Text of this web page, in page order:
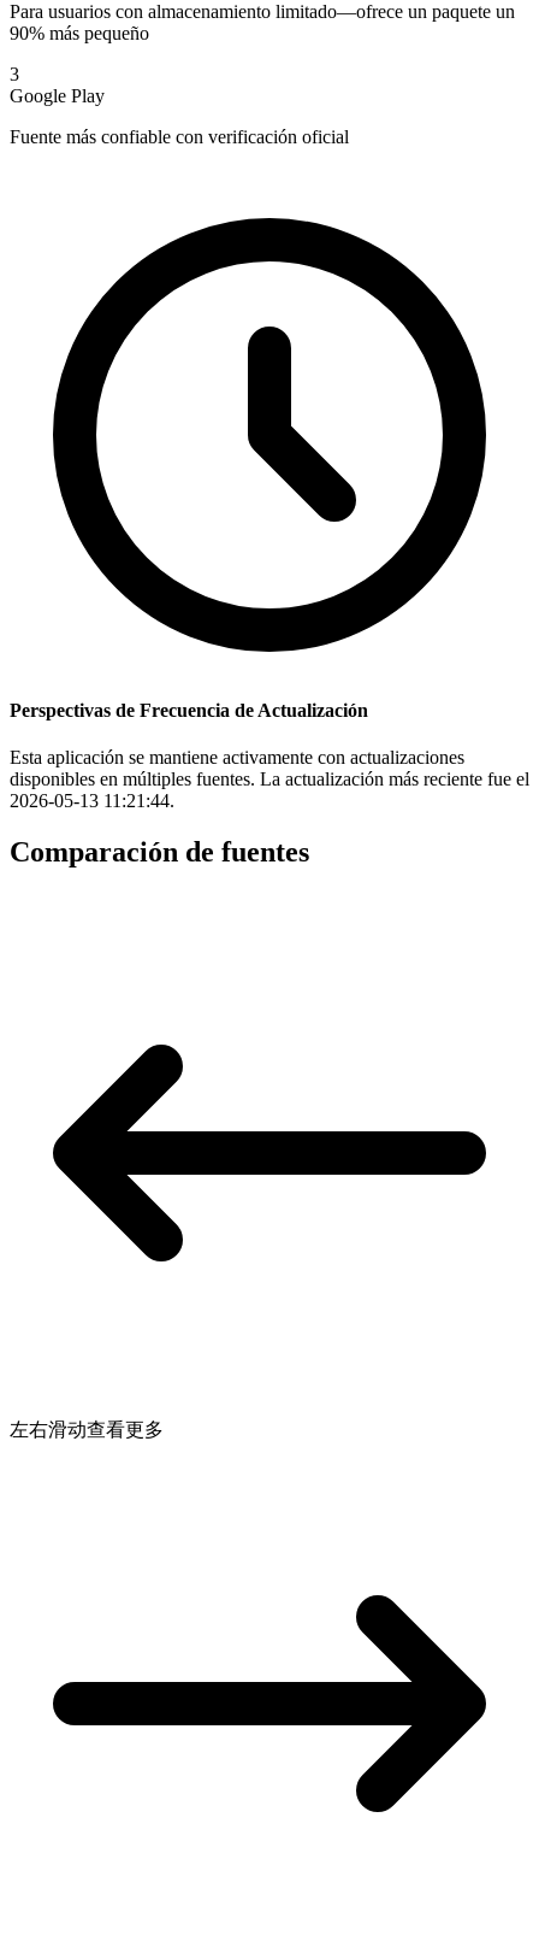
Para usuarios con almacenamiento limitado—ofrece un paquete un
90% más pequeño
3
Google Play
Fuente más confiable con verificación oficial
Perspectivas de Frecuencia de Actualización
Esta aplicación se mantiene activamente con actualizaciones
disponibles en múltiples fuentes. La actualización más reciente fue el
2026-05-13 11:21:44.
Comparación de fuentes
左右滑动查看更多